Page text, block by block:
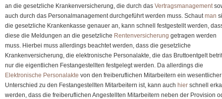
an die gesetzliche Krankenversicherung, die durch das Vertragsmanagement
auch durch das Personalmanagement durchgeführt werden muss. Schaut man
die gesetzliche Krankenkasse genauer an, kann schnell festgestellt werden,
diese die Meldungen an die gesetzliche Rentenversicherung getragen werden
muss. Hierbei muss allerdings beachtet werden, dass die gesetzliche
Krankenversicherung, die elektronische Personalakte, die das Bruttoentgelt
nur die eigentlichen Festangestellten festgelegt werden. Da allerdings die
Elektronische Personalakte von den freiberuflichen Mitarbeitern ein wesentlicher
Unterschied zu den Festangestellten Mitarbeitern ist, kann auch hier schnell
werden, dass die freiberuflichen Angestellten Mitarbeitern neben der Provision